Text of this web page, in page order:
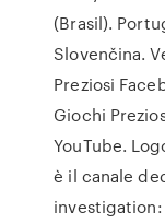
(Brasil)‬.
‪Slovenčina‬.
Preziosi
Giochi
YouTube.
è il canale